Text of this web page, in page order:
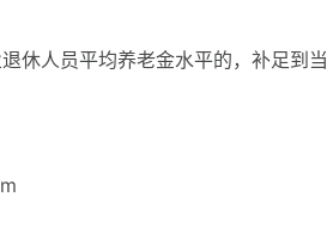
人员平均养老金水平的，补足到当